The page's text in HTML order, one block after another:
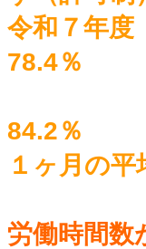
令和７年
78.4％
84.2％
１ヶ月の
労働時間数